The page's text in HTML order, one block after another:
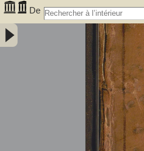
De
l'électricité des végétaux : ouvrage
l'électricité de l'atmosphere sur les
l'économie des végétaux, de leurs
électriques, & principalement des
utilement à l'agriculture, avec
Avec figures en taille-douce. Par M.